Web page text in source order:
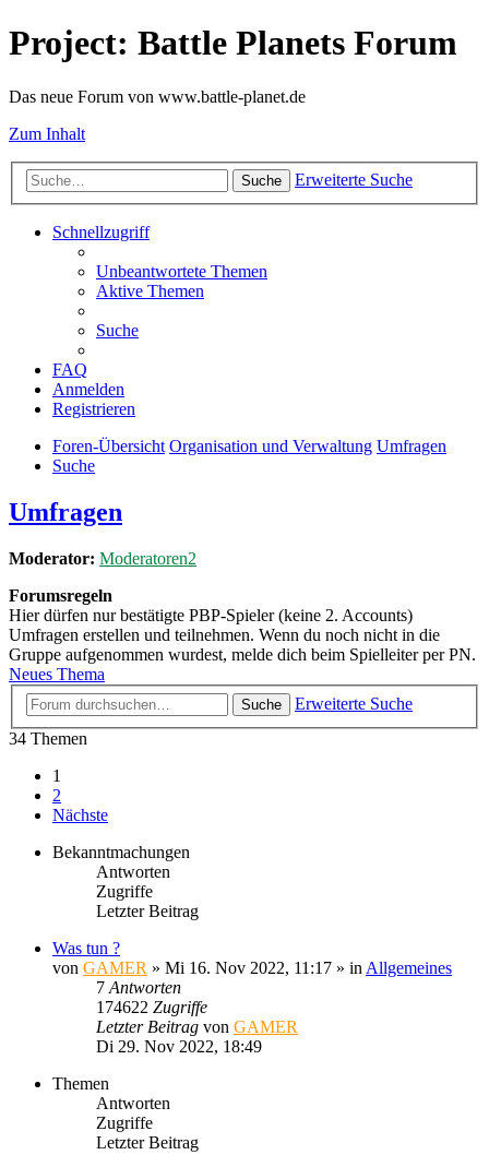
Project: Battle Planets Forum
Das neue Forum von www.battle-planet.de
Zum Inhalt
Suche Erweiterte Suche
Schnellzugriff
Unbeantwortete Themen
Aktive Themen
Suche
FAQ
Anmelden
Registrieren
Foren-Übersicht Organisation und Verwaltung Umfragen
Suche
Umfragen
Moderator: Moderatoren2
Forumsregeln
Hier dürfen nur bestätigte PBP-Spieler (keine 2. Accounts)
Umfragen erstellen und teilnehmen. Wenn du noch nicht in die
Gruppe aufgenommen wurdest, melde dich beim Spielleiter per PN.
Neues Thema
Suche
Erweiterte Suche
34 Themen
1
2
Nächste
Bekanntmachungen
Antworten
Zugriffe
Letzter Beitrag
Was tun ?
von GAMER » Mi 16. Nov 2022, 11:17 » in Allgemeines
7 Antworten
174622 Zugriffe
Letzter Beitrag von GAMER
Di 29. Nov 2022, 18:49
Themen
Antworten
Zugriffe
Letzter Beitrag